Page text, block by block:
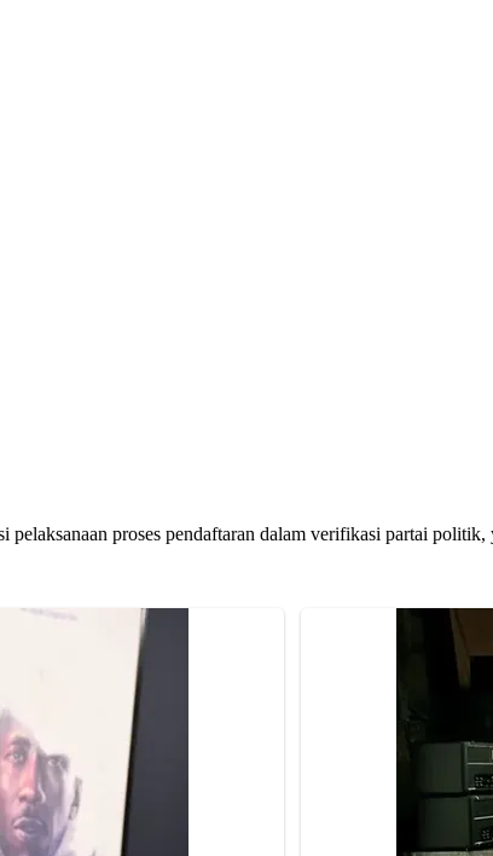
pelaksanaan proses pendaftaran dalam verifikasi partai